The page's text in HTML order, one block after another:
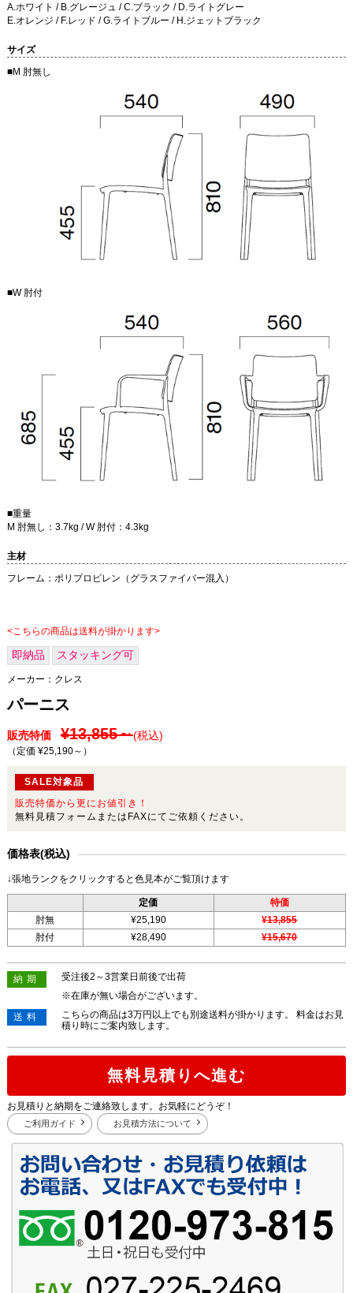
A.ホワイト / B.グレージュ / C.ブラック / D.ライトグレー
E.オレンジ / F.レッド / G.ライトブルー / H.ジェットブラック
サイズ
■M 肘無し
■W 肘付
■重量
M 肘無し：3.7kg / W 肘付：4.3kg
主材
フレーム：ポリプロピレン（グラスファイバー混入）
<こちらの商品は送料が掛かります>
即納品 スタッキング可
メーカー： クレス
パーニス
販売特価 ¥13,855～(税込)
（定価 ¥25,190～ ）
SALE対象品
販売特価から更にお値引き！
無料見積フォームまたはFAXにてご依頼ください。
価格表(税込)
↓張地ランクをクリックすると色見本がご覧頂けます
定価
特価
肘無
¥25,190
¥13,855
肘付
¥28,490 ¥15,670
納期
受注後2～3営業日前後で出荷
※在庫が無い場合がございます。
送料
こちらの商品は3万円以上でも別途送料が掛かります。 料金はお見
積り時にご案内致します。
無料見積りへ進む
お見積りと納期をご連絡致します。お気軽にどうぞ！
ご利用ガイド お見積方法について